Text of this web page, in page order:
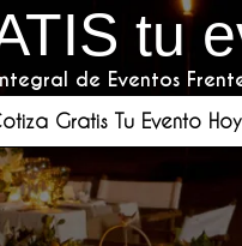
tu
de Eventos
Gratis Tu Evento Hoy